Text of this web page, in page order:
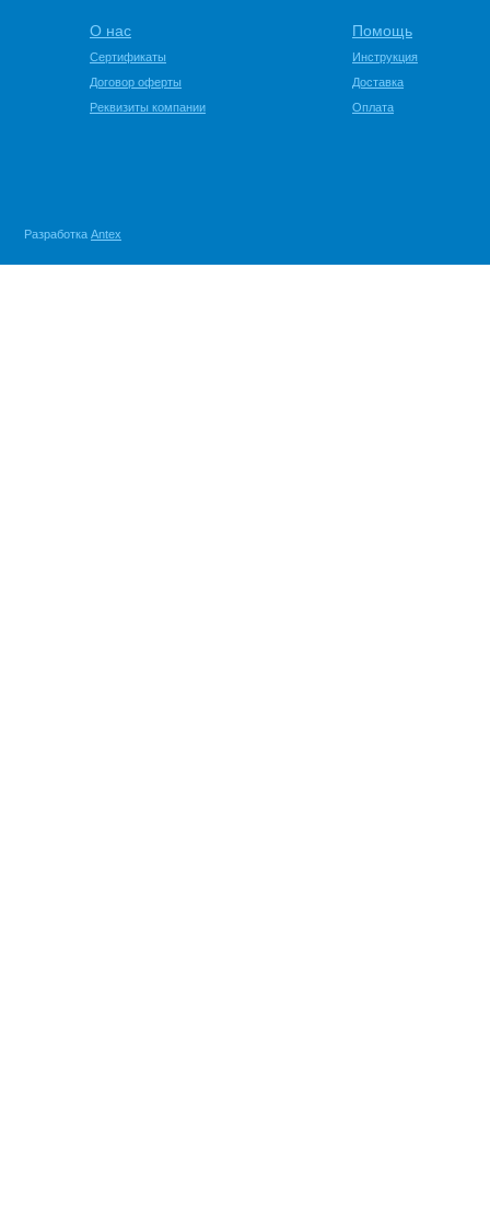
О нас
Сертификаты
Договор оферты
Реквизиты компании
Помощь
Инструкция
Доставка
Оплата
Разработка Antex